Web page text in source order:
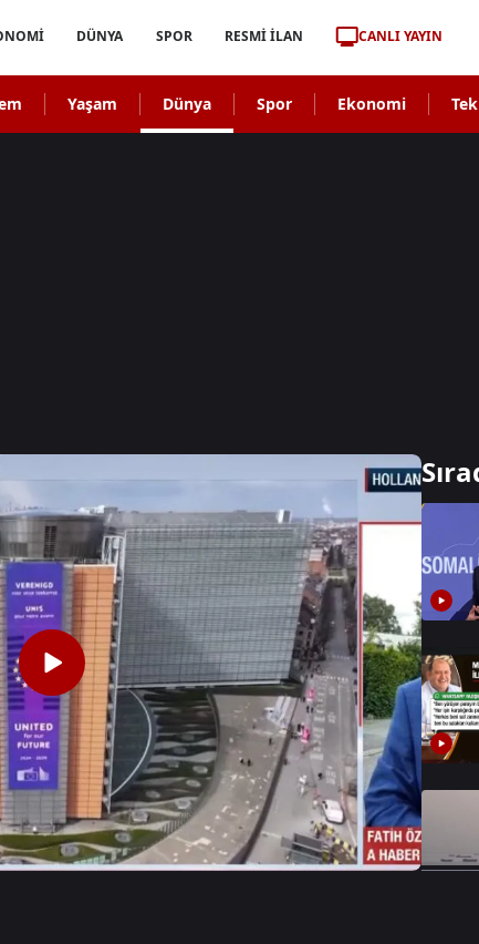
DÜNYA SPOR RESMİ İLAN CANLI YAYIN
Yaşam Dünya Spor Ekonomi